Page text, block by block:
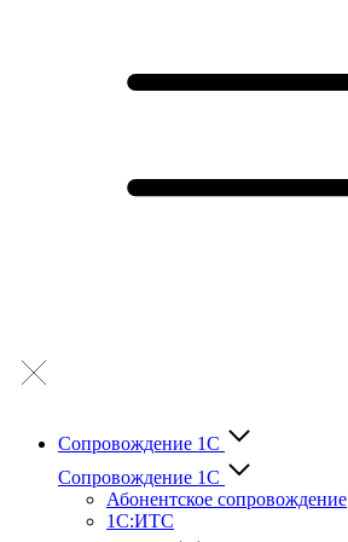
Сопровождение 1С
Сопровождение 1С
Абонентское сопровождение
1С:ИТС